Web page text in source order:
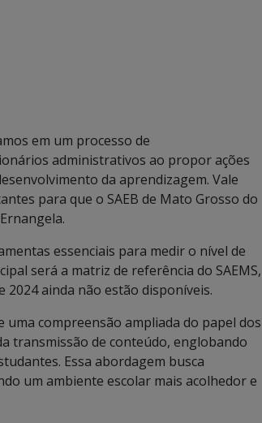
em um processo de
administrativos ao propor ações
da aprendizagem. Vale
para que o SAEB de Mato Grosso do
essenciais para medir o nível de
será a matriz de referência do SAEMS,
2024 ainda não estão disponíveis.
uma compreensão ampliada do papel dos
transmissão de conteúdo, englobando
Essa abordagem busca
um ambiente escolar mais acolhedor e